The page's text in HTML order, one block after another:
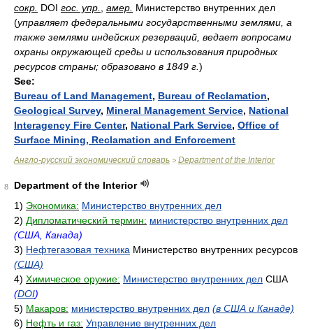
сокр. DOI гос. упр. амер. Министерство внутренних дел
(управляет федеральными государственными землями, а
также землями индейских резерваций, ведает вопросами
охраны окружающей среды и использования природных
ресурсов страны; образовано в 1849 г. )
See:
Bureau of Land Management, Bureau of Reclamation,
Geological Survey, Mineral Management Service, National
Interagency Fire Center, National Park Service, Office of
Surface Mining, Reclamation and Enforcement
Англо-русский экономический словарь > Department of the Interior
8
Department of the Interior
1) Экономика: Министерство внутренних дел
2) Дипломатический термин: министерство внутренних дел
(США, Канада)
3) Нефтегазовая техника Министерство внутренних ресурсов
(США)
4) Химическое оружие: Министерство внутренних дел США
(DOI)
5) Макаров: министерство внутренних дел (в США и Канаде)
6) Нефть и газ: Управление внутренних дел